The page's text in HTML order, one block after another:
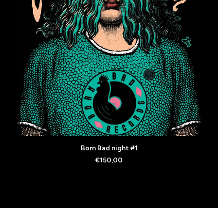
AJOUTER AU PANIER
Born Bad night #1
€150,00